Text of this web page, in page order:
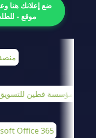
موقع -